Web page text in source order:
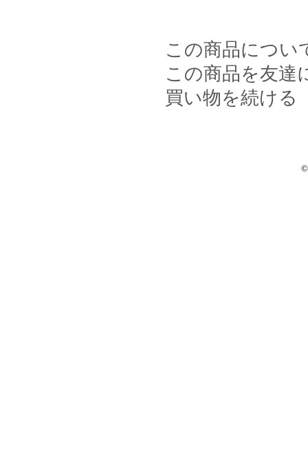
この商品につい
この商品を友達
買い物を続ける
©